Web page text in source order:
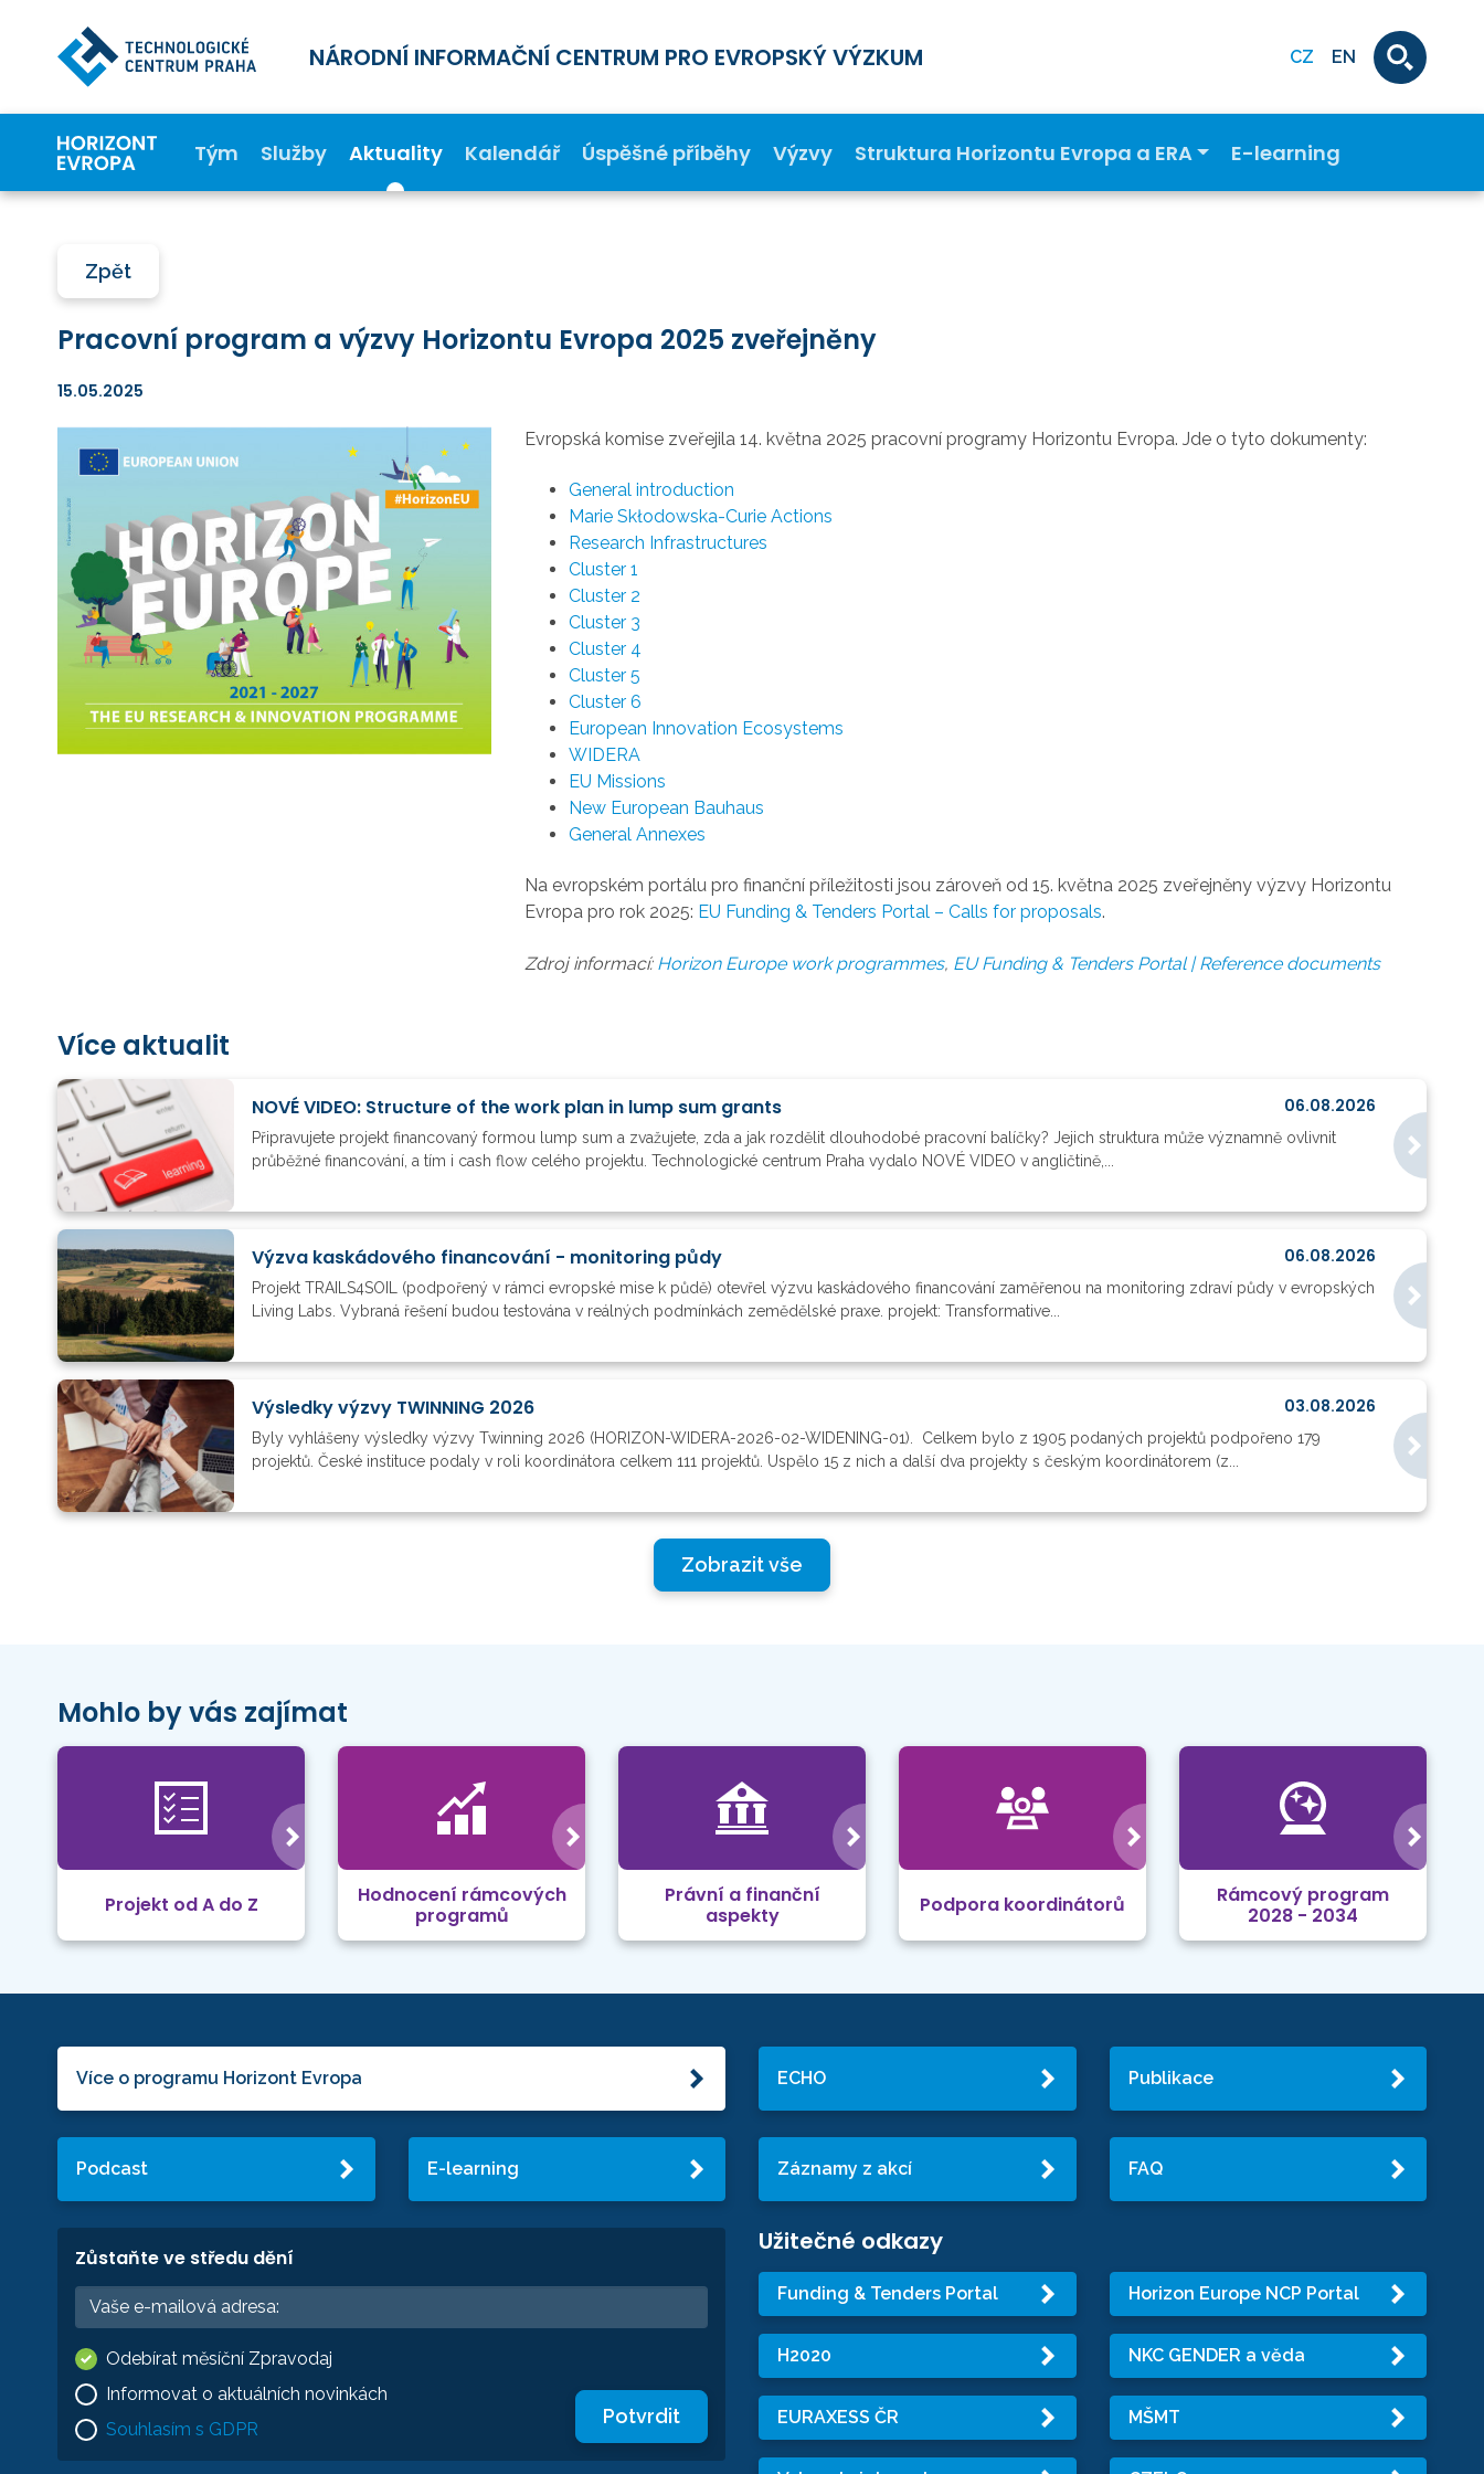
NÁRODNÍ INFORMAČNÍ CENTRUM PRO EVROPSKÝ VÝZKUM CZ EN
Tým Služby Aktuality Kalendář Úspěšné příběhy Výzvy Struktura Horizontu Evropa a ERA E-learning
Zpět
Pracovní program a výzvy Horizontu Evropa 2025 zveřejněny
15.05.2025
Evropská komise zveřejila 14. května 2025 pracovní programy Horizontu Evropa. Jde o tyto dokumenty:
General introduction
Marie Skłodowska-Curie Actions
Research Infrastructures
Cluster 1
Cluster 2
Cluster 3
Cluster 4
Cluster 5
Cluster 6
European Innovation Ecosystems
WIDERA
EU Missions
New European Bauhaus
General Annexes
Na evropském portálu pro finanční příležitosti jsou zároveň od 15. května 2025 zveřejněny výzvy Horizontu
Evropa pro rok 2025: EU Funding & Tenders Portal – Calls for proposals.
Zdroj informací: Horizon Europe work programmes, EU Funding & Tenders Portal|Reference documents
Více aktualit
NOVÉ VIDEO: Structure of the work plan in lump sum grants 06.08.2026
Připravujete projekt financovaný formou lump sum a zvažujete, zda a jak rozdělit dlouhodobé pracovní balíčky? Jejich struktura může významně ovlivnit
průběžné financování, a tím i cash flow celého projektu. Technologické centrum Praha vydalo NOVÉ VIDEO v angličtině,...
Výzva kaskádového financování - monitoring půdy 06.08.2026
Projekt TRAILS4SOIL (podpořený v rámci evropské mise k půdě) otevřel výzvu kaskádového financování zaměřenou na monitoring zdraví půdy v evropských
Living Labs. Vybraná řešení budou testována v reálných podmínkách zemědělské praxe. projekt: Transformative...
Výsledky výzvy TWINNING 2026 03.08.2026
Byly vyhlášeny výsledky výzvy Twinning 2026 (HORIZON-WIDERA-2026-02-WIDENING-01). Celkem bylo z 1905 podaných projektů podpořeno 179
projektů. České instituce podaly v roli koordinátora celkem 111 projektů. Uspělo 15 z nich a další dva projekty s českým koordinátorem (z...
Zobrazit vše
Mohlo by vás zajímat
Projekt od A do Z
Hodnocení rámcových
programů
Právní a finanční
aspekty
Podpora koordinátorů
Rámcový program
2028 - 2034
Více o programu Horizont Evropa
Podcast E-learning
Zůstaňte ve středu dění
Odebírat měsíční Zpravodaj
Informovat o aktuálních novinkách
Souhlasím s GDPR
Potvrdit
ECHO Publikace
Záznamy z akcí FAQ
Užitečné odkazy
Funding & Tenders Portal Horizon Europe NCP Portal
H2020 NKC GENDER a věda
EURAXESS ČR MŠMT